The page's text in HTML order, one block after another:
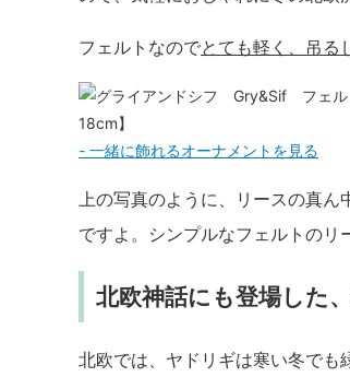
フェルトなのでとても軽く、吊る
18cm】
- 一緒に飾れるオーナメントを見る
上の写真のように、リースの真ん
ですよ。シンプルなフェルトのリ
北欧神話にも登場した
北欧では、ヤドリギは寒い冬でも